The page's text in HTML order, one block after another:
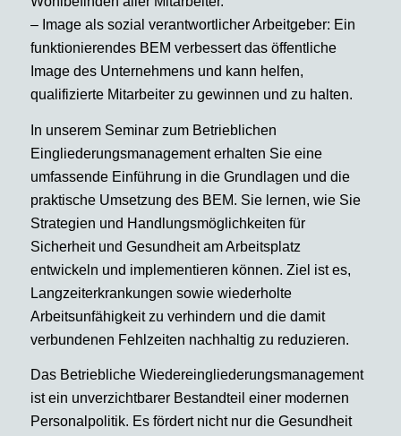
– Image als sozial verantwortlicher Arbeitgeber: Ein
funktionierendes BEM verbessert das öffentliche
Image des Unternehmens und kann helfen,
qualifizierte Mitarbeiter zu gewinnen und zu halten.
In unserem Seminar zum Betrieblichen
Eingliederungsmanagement erhalten Sie eine
umfassende Einführung in die Grundlagen und die
praktische Umsetzung des BEM. Sie lernen, wie Sie
Strategien und Handlungsmöglichkeiten für
Sicherheit und Gesundheit am Arbeitsplatz
entwickeln und implementieren können. Ziel ist es,
Langzeiterkrankungen sowie wiederholte
Arbeitsunfähigkeit zu verhindern und die damit
verbundenen Fehlzeiten nachhaltig zu reduzieren.
Das Betriebliche Wiedereingliederungsmanagement
ist ein unverzichtbarer Bestandteil einer modernen
Personalpolitik. Es fördert nicht nur die Gesundheit